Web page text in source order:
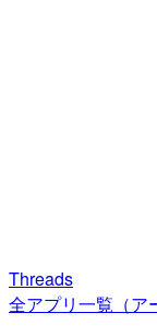
Threads
全アプリ一覧（ア